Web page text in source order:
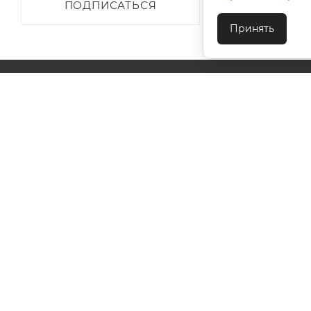
ПОДПИСАТЬСЯ
Принять